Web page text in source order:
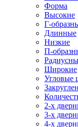
Форма
Высокие
Г-
Длинные
Низкие
П-
Широкие
Угловые
2-х
3-х
4-х